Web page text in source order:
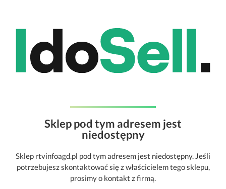
Sklep pod tym adresem jest
niedostępny
Sklep rtvinfoagd.pl pod tym adresem jest niedostępny. Jeśli
potrzebujesz skontaktować się z właścicielem tego sklepu,
prosimy o kontakt z firmą.